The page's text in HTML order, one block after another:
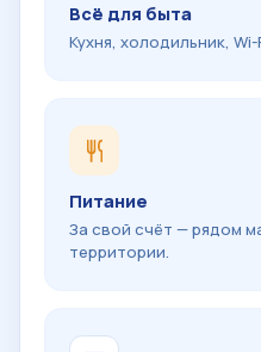
Всё для быта
Кухня, холодильник,
Питание
За свой счёт — рядом
территории.